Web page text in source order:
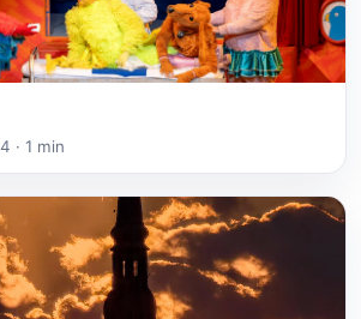
· 1 min